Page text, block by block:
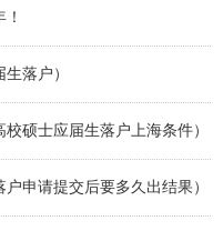
落户）
硕士应届生落户上海条件）
申请提交后要多久出结果）